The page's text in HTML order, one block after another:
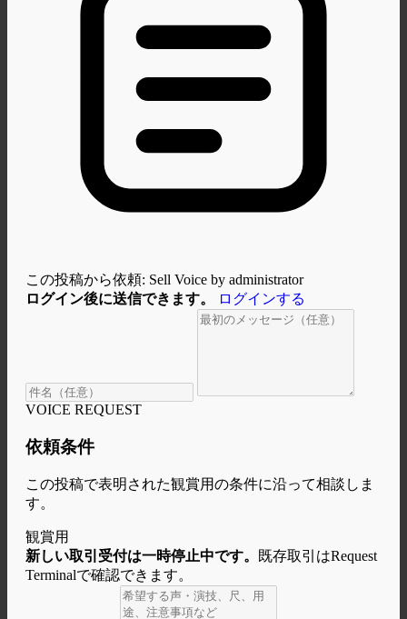
この投稿から依頼: Sell Voice by administrator
ログイン後に送信できます。
ログインする
VOICE REQUEST
依頼条件
この投稿で表明された観賞用の条件に沿って相談しま
す。
観賞用
新しい取引受付は一時停止中です。
既存取引はRequest
Terminalで確認できます。